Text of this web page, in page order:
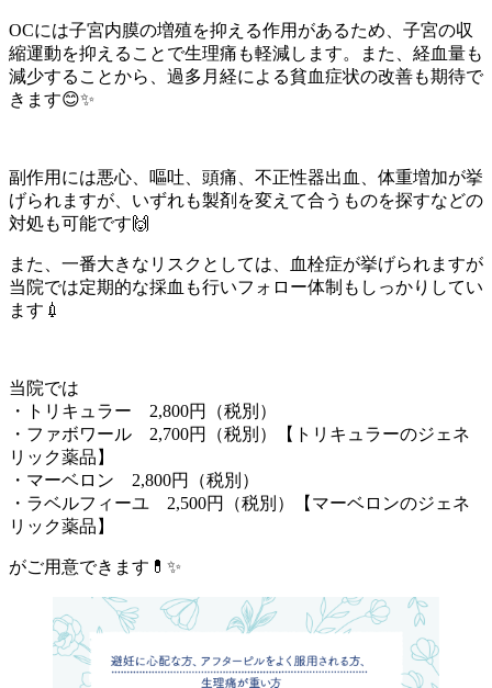
OCには子宮内膜の増殖を抑える作用があるため、子宮の収
縮運動を抑えることで生理痛も軽減します。また、経血量も
減少することから、過多月経による貧血症状の改善も期待で
きます😊✨
副作用には悪心、嘔吐、頭痛、不正性器出血、体重増加が挙
げられますが、いずれも製剤を変えて合うものを探すなどの
対処も可能です🙌
また、一番大きなリスクとしては、血栓症が挙げられますが
当院では定期的な採血も行いフォロー体制もしっかりしてい
ます💉
当院では
・トリキュラー 2,800円（税別）
・ファボワール 2,700円（税別）【トリキュラーのジェネ
リック薬品】
・マーベロン 2,800円（税別）
・ラベルフィーユ 2,500円（税別）【マーベロンのジェネ
リック薬品】
がご用意できます💊✨